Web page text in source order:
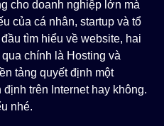
cho doanh nghiệp lớn mà
của cá nhân, startup và tổ
tìm hiểu về website, hai
chính là Hosting và
tảng quyết định một
trên Internet hay không.
nhé.